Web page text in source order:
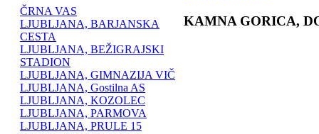
ČRNA VAS
LJUBLJANA, BARJANSKA
CESTA
LJUBLJANA, BEŽIGRAJSKI
STADION
LJUBLJANA, GIMNAZIJA VIČ
LJUBLJANA, Gostilna AS
LJUBLJANA, KOZOLEC
LJUBLJANA, PARMOVA
LJUBLJANA, PRULE 15
KAMNA GORICA,